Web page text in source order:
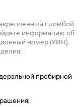
пломбой
информацию об
номер (УИН).
пробирной